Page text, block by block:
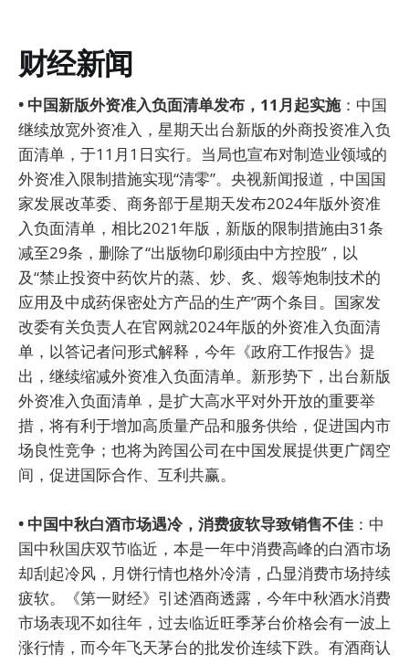
财经新闻
• 中国新版外资准入负面清单发布，11月起实施：中国
继续放宽外资准入，星期天出台新版的外商投资准入负
面清单，于11月1日实行。当局也宣布对制造业领域的
外资准入限制措施实现“清零”。央视新闻报道，中国国
家发展改革委、商务部于星期天发布2024年版外资准
入负面清单，相比2021年版，新版的限制措施由31条
减至29条，删除了“出版物印刷须由中方控股”，以
及“禁止投资中药饮片的蒸、炒、炙、煅等炮制技术的
应用及中成药保密处方产品的生产”两个条目。国家发
改委有关负责人在官网就2024年版的外资准入负面清
单，以答记者问形式解释，今年《政府工作报告》提
出，继续缩减外资准入负面清单。新形势下，出台新版
外资准入负面清单，是扩大高水平对外开放的重要举
措，将有利于增加高质量产品和服务供给，促进国内市
场良性竞争；也将为跨国公司在中国发展提供更广阔空
间，促进国际合作、互利共赢。
• 中国中秋白酒市场遇冷，消费疲软导致销售不佳 ：中
国中秋国庆双节临近，本是一年中消费高峰的白酒市场
却刮起冷风，月饼行情也格外冷清，凸显消费市场持续
疲软。《第一财经》引述酒商透露，今年中秋酒水消费
市场表现不如往年，过去临近旺季茅台价格会有一波上
涨行情，而今年飞天茅台的批发价连续下跌。有酒商认